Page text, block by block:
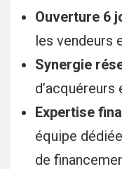
Ouverture 6
les vendeurs
Synergie
d’acquéreurs
Expertise
équipe
de